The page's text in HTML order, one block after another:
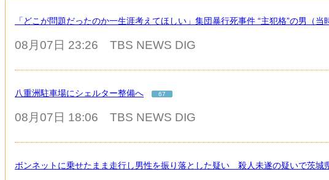
「どこが問題だったのか一生涯考えてほしい」集団暴行死事件 “主犯格”の男（
08月07日 23:26 TBS NEWS DIG
八重洲駐車場にシェルター整備へ 67
08月07日 18:06 TBS NEWS DIG
ボンネットに乗せたまま走行し男性を振り落とした疑い 殺人未遂の疑いで茨城